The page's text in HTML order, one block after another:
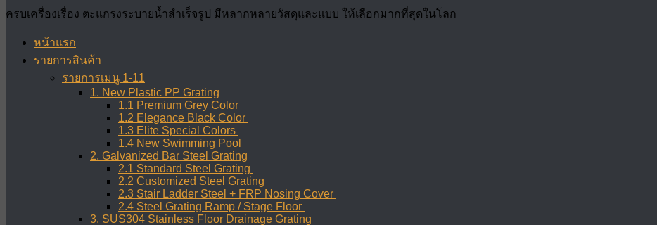
ครบเครื่องเรื่อง ตะแกรงระบายน้ำสำเร็จรูป มีหลากหลายวัสดุและแบบ ให้เลือกมากที่สุดในโลก
หน้าแรก
รายการสินค้า
รายการเมนู 1-11
1. New Plastic PP Grating
1.1 Premium Grey Color
1.2 Elegance Black Color
1.3 Elite Special Colors
1.4 New Swimming Pool
2. Galvanized Bar Steel Grating
2.1 Standard Steel Grating
2.2 Customized Steel Grating
2.3 Stair Ladder Steel + FRP Nosing Cover
2.4 Steel Grating Ramp / Stage Floor
3. SUS304 Stainless Floor Drainage Grating